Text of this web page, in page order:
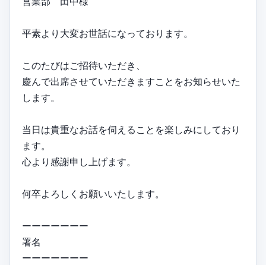
平素より大変お世話になっております。
このたびはご招待いただき、
慶んで出席させていただきますことをお知らせいた
します。
当日は貴重なお話を伺えることを楽しみにしており
ます。
心より感謝申し上げます。
何卒よろしくお願いいたします。
ーーーーーーー
署名
ーーーーーーー